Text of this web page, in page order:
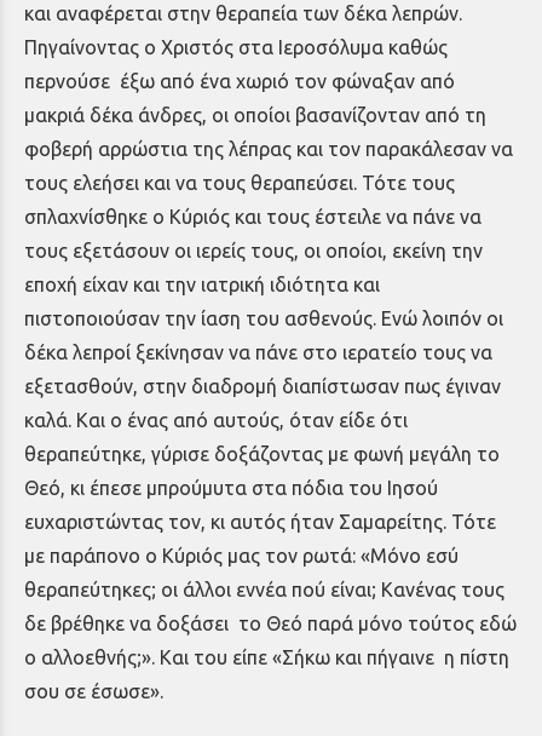
και αναφέρεται στην θεραπεία των δέκα λεπρών.
Πηγαίνοντας ο Χριστός στα Ιεροσόλυμα καθώς
περνούσε έξω από ένα χωριό τον φώναξαν από
μακριά δέκα άνδρες, οι οποίοι βασανίζονταν από τη
φοβερή αρρώστια της λέπρας και τον παρακάλεσαν να
τους ελεήσει και να τους θεραπεύσει. Τότε τους
σπλαχνίσθηκε ο Κύριός και τους έστειλε να πάνε να
τους εξετάσουν οι ιερείς τους, οι οποίοι, εκείνη την
εποχή είχαν και την ιατρική ιδιότητα και
πιστοποιούσαν την ίαση του ασθενούς. Ενώ λοιπόν οι
δέκα λεπροί ξεκίνησαν να πάνε στο ιερατείο τους να
εξετασθούν, στην διαδρομή διαπίστωσαν πως έγιναν
καλά. Και ο ένας από αυτούς, όταν είδε ότι
θεραπεύτηκε, γύρισε δοξάζοντας με φωνή μεγάλη το
Θεό, κι έπεσε μπρούμυτα στα πόδια του Ιησού
ευχαριστώντας τον, κι αυτός ήταν Σαμαρείτης. Τότε
με παράπονο ο Κύριός μας τον ρωτά: «Μόνο εσύ
θεραπεύτηκες; οι άλλοι εννέα πού είναι; Κανένας τους
δε βρέθηκε να δοξάσει το Θεό παρά μόνο τούτος εδώ
ο αλλοεθνής;». Και του είπε «Σήκω και πήγαινε η πίστη
σου σε έσωσε».